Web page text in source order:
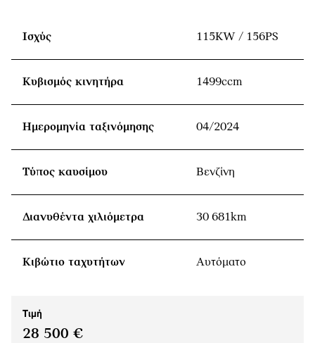
Ισχύς 115KW / 156PS
Κυβισμός κινητήρα 1499ccm
Ημερομηνία ταξινόμησης 04/2024
Τύπος καυσίμου Βενζίνη
Διανυθέντα χιλιόμετρα 30 681km
Κιβώτιο ταχυτήτων Αυτόματο
Τιμή
28 500 €